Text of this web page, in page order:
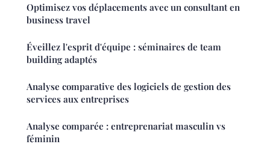
Optimisez vos déplacements avec un consultant en
business travel
Éveillez l'esprit d'équipe : séminaires de team
building adaptés
Analyse comparative des logiciels de gestion des
services aux entreprises
Analyse comparée : entreprenariat masculin vs
féminin